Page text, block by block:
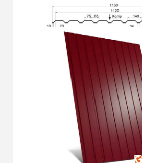
ГП-7
Докладніше